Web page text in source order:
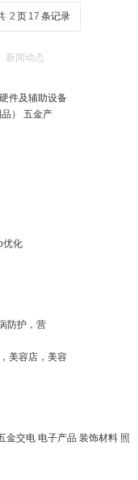
2 页 17 条记录
新闻动态
件及辅助设备
） 五金产
优化
防护，营
美容店，美容
金交电 电子产品 装饰材料 照